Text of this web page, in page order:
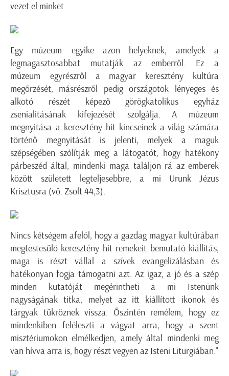
vezet el minket.
Egy múzeum egyike azon helyeknek, amelyek a
legmagasztosabbat mutatják az emberről. Ez a
múzeum egyrészről a magyar keresztény kultúra
megőrzését, másrészről pedig országotok lényeges és
alkotó részét képező görögkatolikus egyház
zsenialitásának kifejezését szolgálja. A múzeum
megnyitása a keresztény hit kincseinek a világ számára
történő megnyitását is jelenti, melyek a maguk
szépségében szólítják meg a látogatót, hogy hatékony
párbeszéd által, mindenki maga találjon rá az emberek
között született legteljesebbre, a mi Urunk Jézus
Krisztusra (vö. Zsolt 44,3).
Nincs kétségem afelől, hogy a gazdag magyar kultúrában
megtestesülő keresztény hit remekeit bemutató kiállítás,
maga is részt vállal a szívek evangelizálásban és
hatékonyan fogja támogatni azt. Az igaz, a jó és a szép
minden kutatóját megérintheti a mi Istenünk
nagyságának titka, melyet az itt kiállított ikonok és
tárgyak tükröznek vissza. Őszintén remélem, hogy ez
mindenkiben feléleszti a vágyat arra, hogy a szent
misztériumokon elmélkedjen, amely által mindenki meg
van hívva arra is, hogy részt vegyen az Isteni Liturgiában."